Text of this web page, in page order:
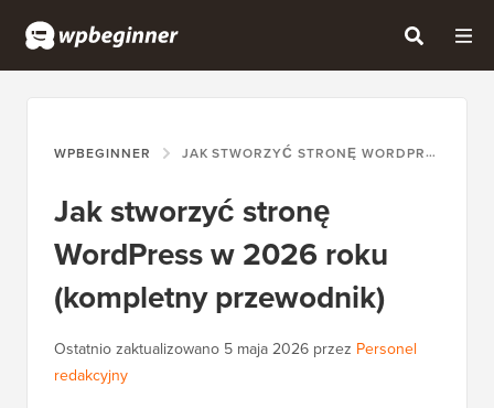
WPBEGINNER JAK STWORZYĆ STRONĘ WORDPRESS W 2026 ROKU (KOMPLETNY PRZEWODNIK)
Jak stworzyć stronę
WordPress w 2026 roku
(kompletny przewodnik)
Ostatnio zaktualizowano 5 maja 2026 przez Personel
redakcyjny